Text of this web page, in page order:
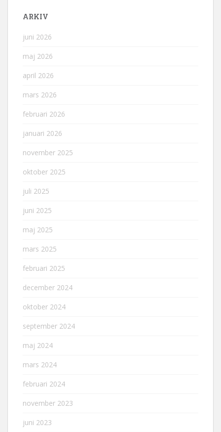
ARKIV
juni 2026
maj 2026
april 2026
mars 2026
februari 2026
januari 2026
november 2025
oktober 2025
juli 2025
juni 2025
maj 2025
mars 2025
februari 2025
december 2024
oktober 2024
september 2024
maj 2024
mars 2024
februari 2024
november 2023
juni 2023